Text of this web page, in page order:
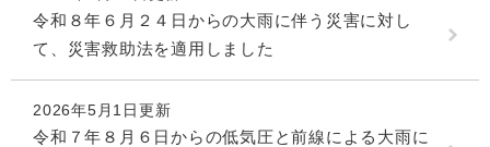
令和８年６月２４日からの大雨に伴う災害に対し
て、災害救助法を適用しました
2026年5月1日更新
令和７年８月６日からの低気圧と前線による大雨に